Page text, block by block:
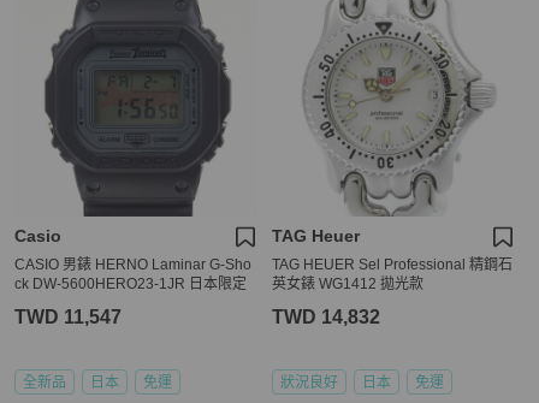
Casio
CASIO 男錶 HERNO Laminar G-Sho
ck DW-5600HERO23-1JR 日本限定
TWD 11,547
全新品 日本 免運
TAG Heuer
TAG HEUER Sel Professional 精鋼石
英女錶 WG1412 拋光款
TWD 14,832
狀況良好 日本 免運